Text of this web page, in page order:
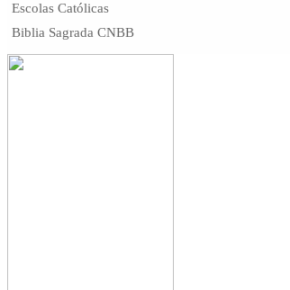
Escolas Católicas
Biblia Sagrada CNBB